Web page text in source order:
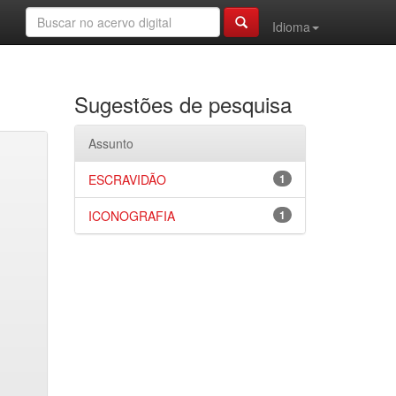
Idioma
Sugestões de pesquisa
Assunto
1
ESCRAVIDÃO
1
ICONOGRAFIA